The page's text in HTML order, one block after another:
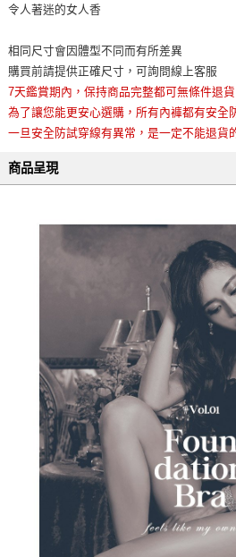
令人著迷的女人香
相同尺寸會因體型不同而有所差異
購買前請提供正確尺寸，可詢問線上客服
7天鑑賞期內，保持商品完整都可無條件退
為了讓您能更安心選購，所有內褲都有安全
一旦安全防試穿線有異常，是一定不能退貨
商品呈現